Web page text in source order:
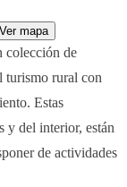
a su página
Ver mapa
colección de
turismo rural con
Estas
y del interior, están
de actividades